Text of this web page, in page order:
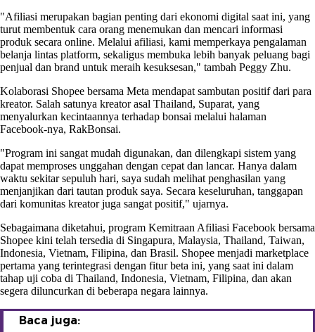
"Afiliasi merupakan bagian penting dari ekonomi digital saat ini, yang
turut membentuk cara orang menemukan dan mencari informasi
produk secara online. Melalui afiliasi, kami memperkaya pengalaman
belanja lintas platform, sekaligus membuka lebih banyak peluang bagi
penjual dan brand untuk meraih kesuksesan," tambah Peggy Zhu.
Kolaborasi Shopee bersama Meta mendapat sambutan positif dari para
kreator. Salah satunya kreator asal Thailand, Suparat, yang
menyalurkan kecintaannya terhadap bonsai melalui halaman
Facebook-nya, RakBonsai.
"Program ini sangat mudah digunakan, dan dilengkapi sistem yang
dapat memproses unggahan dengan cepat dan lancar. Hanya dalam
waktu sekitar sepuluh hari, saya sudah melihat penghasilan yang
menjanjikan dari tautan produk saya. Secara keseluruhan, tanggapan
dari komunitas kreator juga sangat positif," ujarnya.
Sebagaimana diketahui, program Kemitraan Afiliasi Facebook bersama
Shopee kini telah tersedia di Singapura, Malaysia, Thailand, Taiwan,
Indonesia, Vietnam, Filipina, dan Brasil. Shopee menjadi marketplace
pertama yang terintegrasi dengan fitur beta ini, yang saat ini dalam
tahap uji coba di Thailand, Indonesia, Vietnam, Filipina, dan akan
segera diluncurkan di beberapa negara lainnya.
Baca juga: